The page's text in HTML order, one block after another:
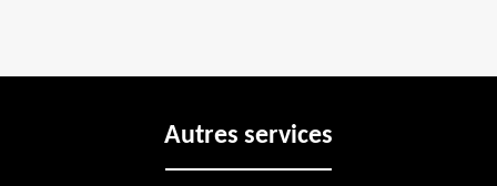
Autres services